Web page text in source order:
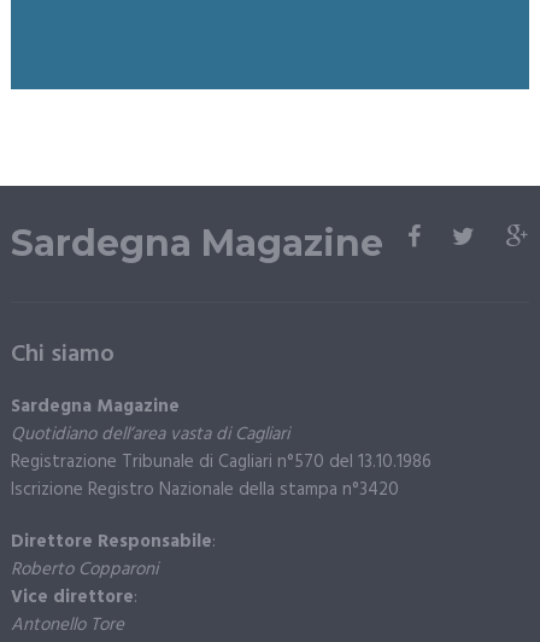
Sardegna Magazine
Chi siamo
Sardegna Magazine
Quotidiano dell’area vasta di Cagliari
Registrazione Tribunale di Cagliari n°570 del 13.10.1986
Iscrizione Registro Nazionale della stampa n°3420
Direttore Responsabile:
Roberto Copparoni
Vice direttore:
Antonello Tore